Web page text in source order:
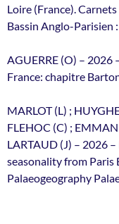
Loire (France).
Bassin Anglo-Parisien
AGUERRE (O) – 2026
France: chapitre
MARLOT (L) ;
FLEHOC (C) ;
LARTAUD (J) – 2026
seasonality from Paris
Palaeogeography